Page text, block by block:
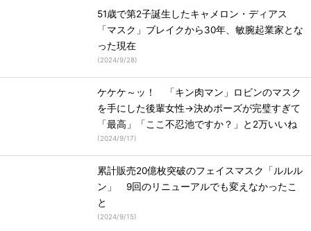
51歳で第2子誕生したキャメロン・ディアス
「マスク」ブレイクから30年、敏腕起業家とな
った現在
(2024/9/28)
ケケケ～ッ！ 「キン肉マン」ロビンのマスク
を手にした後輩女性→決めポーズが完璧すぎて
「最高」「ここ不忍池ですか？」と2万いいね
(2024/9/17)
累計販売20億枚突破のフェイスマスク「ルルル
ン」 9回のリニューアルでも変えなかったこ
と
(2024/9/15)